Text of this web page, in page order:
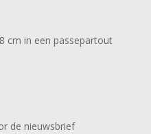
cm in een passepartout
de nieuwsbrief